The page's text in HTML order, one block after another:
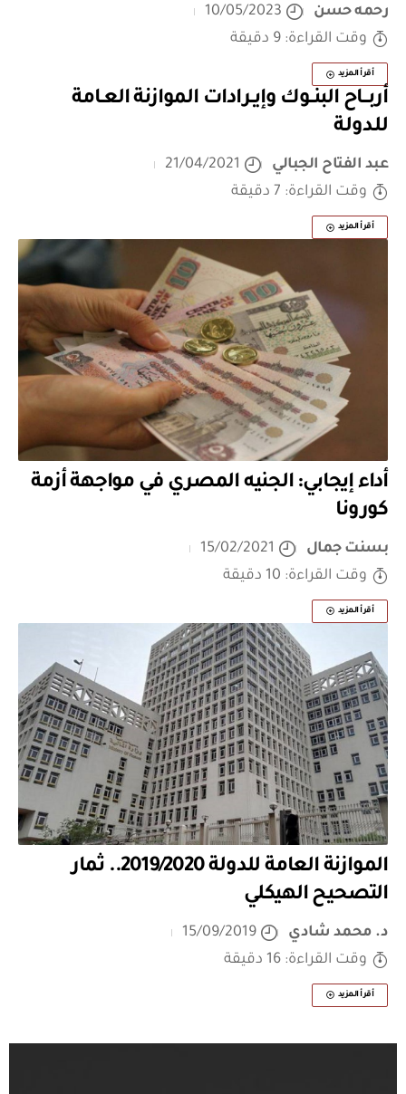
رحمه حسن
10/05/2023
وقت القراءة: 9 دقيقة
أقرأ المزيد
أربـــاح البنــوك وإيــرادات الموازنة العــامة
للـدولـة
عبد الفتاح الجبالي
21/04/2021
وقت القراءة: 7 دقيقة
أقرأ المزيد
أداء إيجابي: الجنيه المصري في مواجهة أزمة
كورونا
بسنت جمال
15/02/2021
وقت القراءة: 10 دقيقة
أقرأ المزيد
الموازنة العامة للدولة 2019/2020.. ثمار
التصحيح الهيكلي
د. محمد شادي
15/09/2019
وقت القراءة: 16 دقيقة
أقرأ المزيد